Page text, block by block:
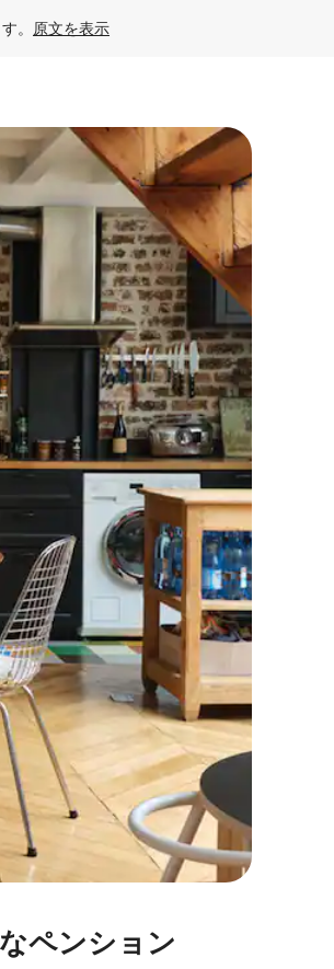
。 原文を表示
索結果を確認することができます。
ペンション